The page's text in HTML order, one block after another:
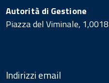
Autorità di Gestione
Piazza del Viminale,
Indirizzi email